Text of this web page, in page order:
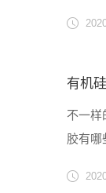
有机
不一样
胶有哪